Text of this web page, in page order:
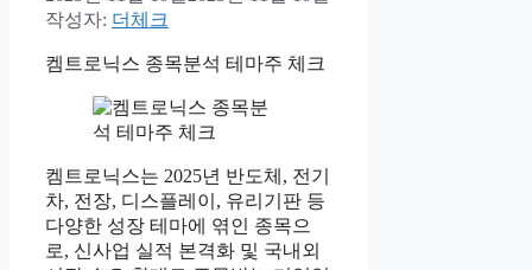
작성자: 더체크
켐트로닉스 종목분석 테마주 체크
켐트로닉스는 2025년 반도체, 전기
차, 전장, 디스플레이, 유리기판 등
다양한 성장 테마에 엮인 종목으
로, 신사업 실적 본격화 및 국내외